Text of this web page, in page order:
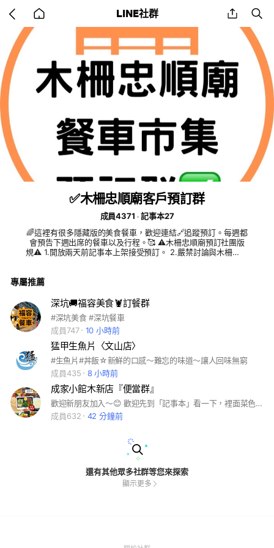
back LINE社群 share
✅木柵忠順廟客戶預訂群
成員4371
記事本27
🌈這裡有很多隱藏版的美食餐車，歡迎連結🔗追蹤預訂。每週都
會預告下週出席的餐車以及行程。🥰 ⚠️木柵忠順廟預訂社團版
規⚠️ 1.開放兩天前記事本上架接受預訂。 2.嚴禁討論與木柵忠順
立以及挑起傷害仇恨言語，違者直接剔除。 5.預訂餐點逾時未能
單者直接剔除。 以上 如有未說明的部分，未來將再增刪修改。
專屬推薦
深坑🚚福容美食🦞訂餐群
#深坑美食 #深坑餐車
成員747
10 小時前
猛甲生魚片〈文山店〉
#生魚片#丼飯☆新鮮的口感～難忘的味道～讓人回味無窮
成員435
8 小時前
成家小館木新店『便當群』
歡迎新朋友加入～😊 歡迎先到「記事本」看一下，裡面菜色參考照片等重要資訊唷！ 🍱 便當訂購規範 🍱 為了回應大家的需求，本週開始晚餐便當試營運囉～🎉 以下是午餐與晚餐的最新訂購注意事項，請大家購買前務必先看過唷！ 🌟 【新登場✨ 晚餐便當規則】 🔔 為了避免和午餐訂單搞混，請大家午餐後再開始喊單喔！ ⏰ 開放喊單： 當日 11:30 起 🛑 截止時間： 下午 16:00 準時結單 🥡 取餐時間： 晚上 18:00 ~ 19:00 ⚠️ 【午餐便當規則】 🛑 截止時間： 當日早上 10:00 準時結單 結單後老闆就要衝進廚房做便當了，基本上沒有時間看手機喔！請大家一定要在時間內下單，結單後才傳訊息可能會被漏掉。 👉 取餐時間： 11:30 ~ 13:00（取餐時間將依當天訂單量略有調整，請留意公告並耐心等候，謝謝！） 🚨 【取餐與安全重要提醒】 🙅‍♂️ 考量餐盒食品安全，逾時恕無法提供餐點，敬請準時取餐。 ⚠️ 若多次未準時取餐，將影響後續訂購權益，敬請見諒。 ❌ 棄單者將立馬剔除群組名單！ 💡 【餐點內容與新制說明】 🌶️ 無提供加辣服務！ 我們備有辣椒醬，請取餐時自行索取。 🥗 輕盈餐： 少油低卡清爽少負擔，固定搭配十穀飯。其餘餐盒固定搭配白飯。 🍱 為了避免取餐時拿錯餐點或產生誤會，不再受理指定「不要白飯」或「不放某些配菜」等客製化需求。 🍚 因白米與食材成本持續上漲，為維持營運，即日起加飯將酌收一碗 20 元，還請大家理解與體諒 🥺 📌 也提醒大家，餐點請於當餐儘速享用，以確保最佳品質與食用安全。 － 💬 小提醒： 我們日常仍以餐廳原本的現場營運與服務為主，便當是為了回饋大家而額外提供的服務。為了維持出餐順暢與餐點品質，相關規範會稍微多一些，真的很感謝大家的體諒與溫暖配合 🙏 🙏
成員632
42 分鐘前
還有其他眾多社群等您來探索
顯示更多